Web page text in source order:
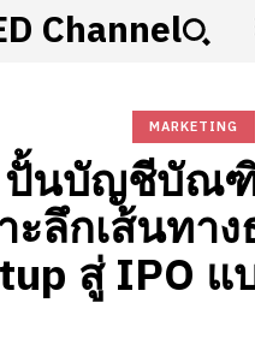
Channel
MARKETING
ปั้นบัญชีบัณ
ะลึกเส้นทา
สู่ IPO แ